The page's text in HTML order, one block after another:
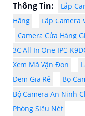
Thông Tin:
Lắp
Hãng
Lăp Camera
Camera Cửa Hàng
3C All In One IPC-
Xem Mã Vận Đơn
Đêm Giá Rẻ
Bộ
Bộ Camera An Ninh
Phòng Siêu Nét